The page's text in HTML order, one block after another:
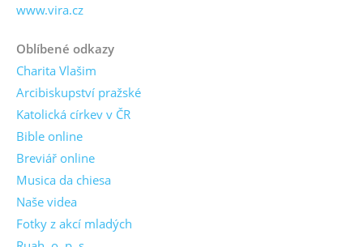
www.vira.cz
Oblíbené odkazy
Charita Vlašim
Arcibiskupství pražské
Katolická církev v ČR
Bible online
Breviář online
Musica da chiesa
Naše videa
Fotky z akcí mladých